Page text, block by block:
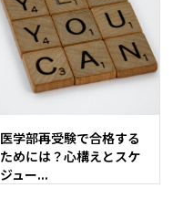
医学部再受験で合格する
ためには？心構えとスケ
ジュー...